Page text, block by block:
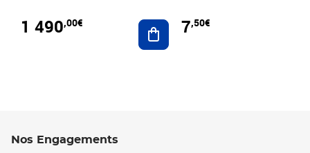
1 490,00€ Ajouter au panier
7,50€
Nos Engagements